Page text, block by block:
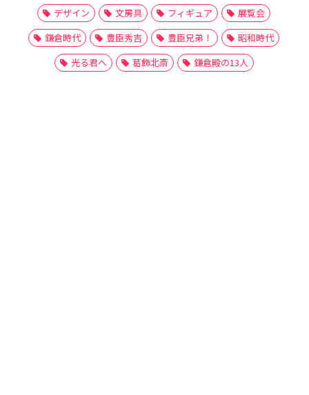
デザイン
文房具 フィギュア
展覧会
鎌倉時代
豊臣秀吉 豊臣兄弟！
昭和時代
光る君へ
葛飾北斎 鎌倉殿の13人